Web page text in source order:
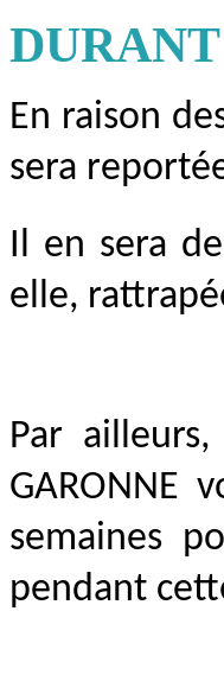
En raison
sera
Il en sera
elle,
Par
GARONNE
semaines
pendant